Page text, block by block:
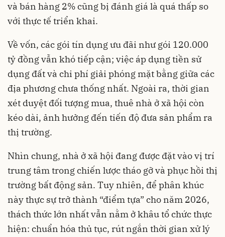
và bán hàng 2% cũng bị đánh giá là quá thấp so
với thực tế triển khai.
Về vốn, các gói tín dụng ưu đãi như gói 120.000
tỷ đồng vẫn khó tiếp cận; việc áp dụng tiền sử
dụng đất và chi phí giải phóng mặt bằng giữa các
địa phương chưa thống nhất. Ngoài ra, thời gian
xét duyệt đối tượng mua, thuê nhà ở xã hội còn
kéo dài, ảnh hưởng đến tiến độ đưa sản phẩm ra
thị trường.
Nhìn chung, nhà ở xã hội đang được đặt vào vị trí
trung tâm trong chiến lược tháo gỡ và phục hồi thị
trường bất động sản. Tuy nhiên, để phân khúc
này thực sự trở thành “điểm tựa” cho năm 2026,
thách thức lớn nhất vẫn nằm ở khâu tổ chức thực
hiện: chuẩn hóa thủ tục, rút ngắn thời gian xử lý